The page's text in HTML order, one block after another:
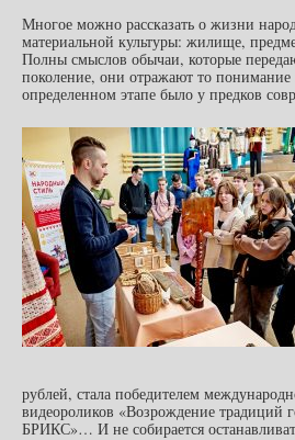
Многое можно рассказать о жизни
материальной культуры: жилище,
Полны смыслов обычаи, которые
поколение, они отражают то понимание
определенном этапе было у предков
рублей, стала победителем
видеороликов «Возрождение традиций
БРИКС»… И не собирается